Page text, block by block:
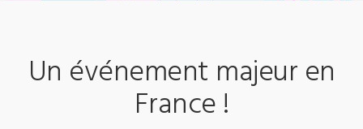
Un événement majeur en
France !